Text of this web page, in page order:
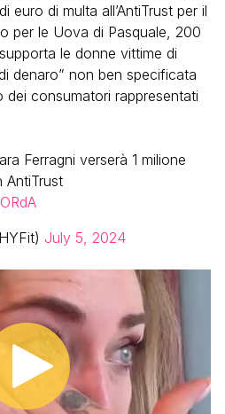
euro di multa all’AntiTrust per il
per le Uova di Pasquale, 200
le donne vittime di
denaro” non ben specificata
dei consumatori rappresentati
Ferragni verserà 1 milione
AntiTrust
July 5, 2024